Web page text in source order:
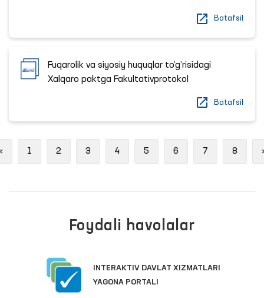
Batafsil
Fuqarolik va siyosiy huquqlar to‘g‘risidagi
Xalqaro paktga Fakultativprotokol
Batafsil
Previous
1 2 3 4 5 6 7 8
Foydali havolalar
INTERAKTIV DAVLAT XIZMATLARI
YAGONA PORTALI